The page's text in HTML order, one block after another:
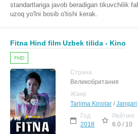
standartlariga javob beradigan tikuvchilik
uzoq yo'lni bosib o'tishi kerak.
Fitna Hind film Uzbek tilida - Kino
FHD
Страна
Великобритания
Жанр
Tarjima Kinolar /Jangari
Год
2018
Рейтинг
6.0 / 10